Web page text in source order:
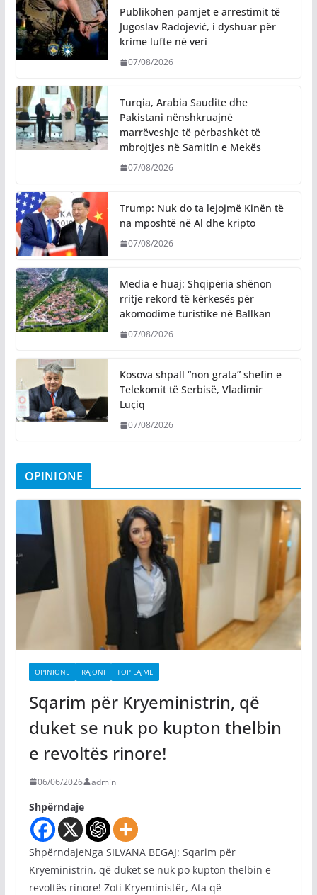
Publikohen pamjet e arrestimit të
Jugoslav Radojević, i dyshuar për
krime lufte në veri
07/08/2026
Turqia, Arabia Saudite dhe
Pakistani nënshkruajnë
marrëveshje të përbashkët të
mbrojtjes në Samitin e Mekës
07/08/2026
Trump: Nuk do ta lejojmë Kinën të
na mposhtë në Al dhe kripto
07/08/2026
Media e huaj: Shqipëria shënon
rritje rekord të kërkesës për
akomodime turistike në Ballkan
07/08/2026
Kosova shpall “non grata” shefin e
Telekomit të Serbisë, Vladimir
Luçiq
07/08/2026
OPINIONE
OPINIONE RAJONI TOP LAJME
Sqarim për Kryeministrin, që
duket se nuk po kupton thelbin
e revoltës rinore!
06/06/2026 admin
Shpërndaje
ShpërndajeNga SILVANA BEGAJ: Sqarim për
Kryeministrin, që duket se nuk po kupton thelbin e
revoltës rinore! Zoti Kryeministër, Ata që